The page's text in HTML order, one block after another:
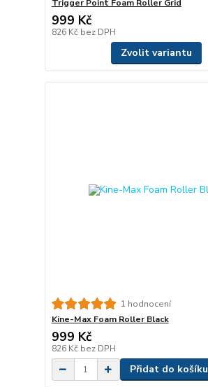
Trigger Point Foam Roller Grid
999 Kč
826 Kč bez DPH
Zvolit variantu
1 hodnocení
Kine-Max Foam Roller Black
999 Kč
826 Kč bez DPH
Přidat do košíku